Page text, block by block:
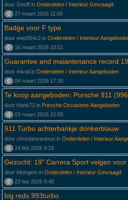
door Geoff in Onderdelen / Interieur Gevraagd
0
27 maart 2026 11:00
Badge voor F type
door ewp964c2 in Onderdelen / Interieur
0
16 maart 2026 10:51
Guarantee and maiantenance record
door mivali in Onderdelen / Interieur Aangeboden
0
04 maart 2026 17:38
Te koop aangeboden: Porsche 911
door Hank72 in Porsche Occasions Aangeboden
0
03 maart 2026 22:55
911 Turbo achterbankje donkerblauw
door christianvanloon in Onderdelen / Interieur
0
24 feb 2026 9:15
Gezocht: 19" Carrera Sport velgen
door kleingem in Onderdelen / Interieur Gevraagd
0
23 feb 2026 9:40
big reds 993turbo